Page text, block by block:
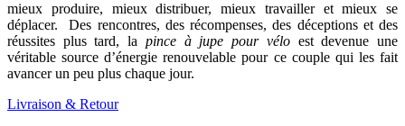
mieux produire, mieux distribuer, mieux travailler et mieux se
déplacer. Des rencontres, des récompenses, des déceptions et des
réussites plus tard, la pince à jupe pour véloest devenue une
véritable source d’énergie renouvelable pour ce couple qui les fait
avancer un peu plus chaque jour.
Livraison & Retour